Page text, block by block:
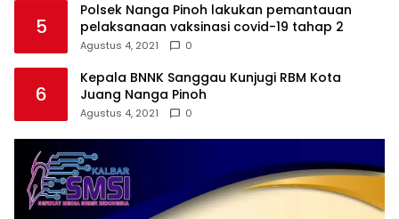
5
Polsek Nanga Pinoh lakukan pemantauan
pelaksanaan vaksinasi covid-19 tahap 2
Agustus 4, 2021 0
6
Kepala BNNK Sanggau Kunjugi RBM Kota
Juang Nanga Pinoh
Agustus 4, 2021 0